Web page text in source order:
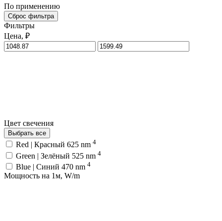
По применению
Сброс фильтра
Фильтры
Цена, ₽
Цвет свечения
Выбрать все
Red | Красный 625 nm 4
Green | Зелёный 525 nm 4
Blue | Синий 470 nm 4
Мощность на 1м, W/m